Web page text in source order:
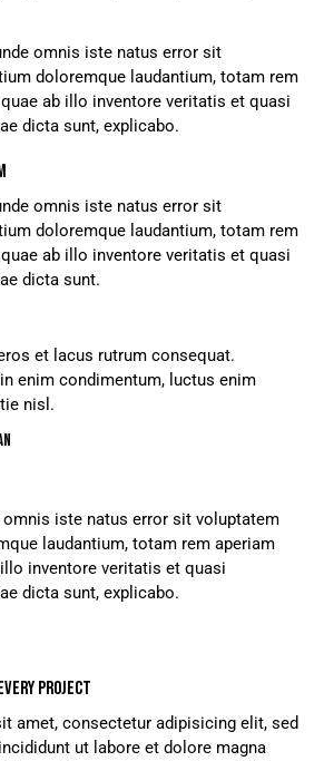
omnis iste natus error sit
doloremque laudantium, totam rem
ab illo inventore veritatis et quasi
dicta sunt, explicabo.
omnis iste natus error sit
doloremque laudantium, totam rem
ab illo inventore veritatis et quasi
dicta sunt.
et lacus rutrum consequat.
enim condimentum, luctus enim
nisl.
omnis iste natus error sit voluptatem
laudantium, totam rem aperiam
inventore veritatis et quasi
dicta sunt, explicabo.
PROJECT
amet, consectetur adipisicing elit, sed
ut labore et dolore magna